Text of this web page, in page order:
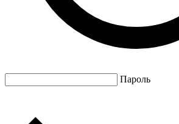
Пароль